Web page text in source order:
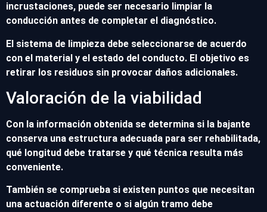
incrustaciones, puede ser necesario limpiar la
conducción antes de completar el diagnóstico.
El sistema de limpieza debe seleccionarse de acuerdo
con el material y el estado del conducto. El objetivo es
retirar los residuos sin provocar daños adicionales.
Valoración de la viabilidad
Con la información obtenida se determina si la bajante
conserva una estructura adecuada para ser rehabilitada,
qué longitud debe tratarse y qué técnica resulta más
conveniente.
También se comprueba si existen puntos que necesitan
una actuación diferente o si algún tramo debe